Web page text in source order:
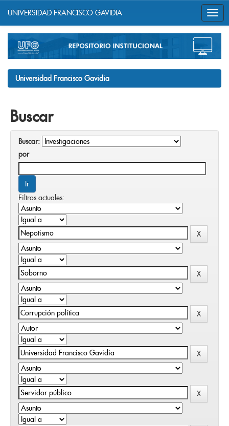
navigation
UNIVERSIDAD FRANCISCO GAVIDIA
Universidad Francisco Gavidia
Buscar
Buscar:
por
Filtros actuales: